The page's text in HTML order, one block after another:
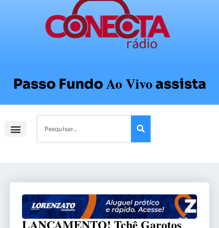
Passo FundoAo Vivoassista
LANÇAMENTO! Tchê Garotos